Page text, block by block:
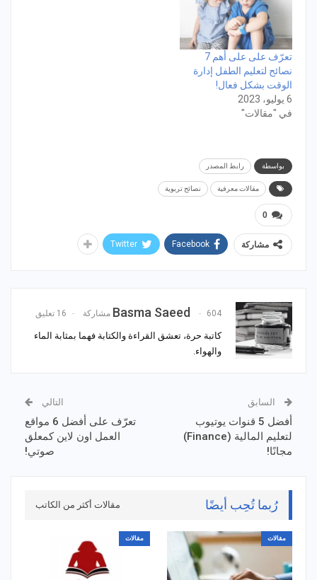
تعرّف على على أهم 7
نصائح لتعليم الطفل إدارة
الوقت بشكل فعال!
6 يوليو، 2023
في "مقالات"
بواسطة رابط المصدر
مقالات معرفية نصائح تربوية
0
مشاركة Facebook
Twitter
Basma Saeed 604 مشاركة 16 تعليق
كاتبة حرة، تعشق القراءة والكتابة فهما بمثابة الماء
والهواء.
السابق
أفضل 5 قنوات يوتيوب
لتعليم المالية (Finance)
مجانًا!
التالي
تعرّف على أفضل 6 مواقع
العمل اون لاين كمعلق
صوتي!
رُبما تُحِب أيضًا مقالات أكثر من الكاتب
مقالات مقالات